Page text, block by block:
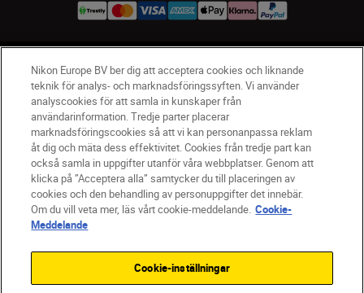
SV Nikon Sites
Kontakta oss
Policydokument om personuppgiftsbehandling
Användningsvillkor
Användarvillkor för Nikon Store
Cookie-meddelande
Tillgänglighet
Cookieinställningar
© 2026 Nikon
Nikon Europe BV ber dig att acceptera cookies och liknande
teknik för analys- och marknadsföringssyften. Vi använder
analyscookies för att samla in kunskaper från
användarinformation. Tredje parter placerar
marknadsföringscookies så att vi kan personanpassa reklam
åt dig och mäta dess effektivitet. Cookies från tredje part kan
också samla in uppgifter utanför våra webbplatser. Genom att
klicka på ”Acceptera alla” samtycker du till placeringen av
cookies och den behandling av personuppgifter det innebär.
Om du vill veta mer, läs vårt cookie-meddelande. Cookie-
Meddelande
Cookie-inställningar